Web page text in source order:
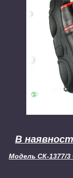
В
Модель СК-1377/3